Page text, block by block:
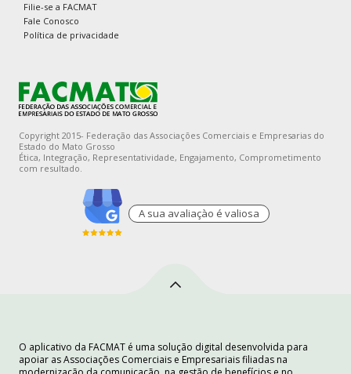
Filie-se a FACMAT
Fale Conosco
Política de privacidade
Copyright 2015- Federação das Associações Comerciais e Empresarias do
Estado do Mato Grosso
Ética, Integração, Representatividade, Engajamento, Comprometimento
com resultado.
A sua avaliaçào é valiosa
O aplicativo da FACMAT é uma solução digital desenvolvida para
apoiar as Associações Comerciais e Empresariais filiadas na